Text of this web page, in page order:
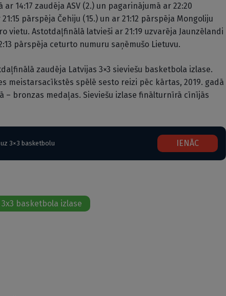
14:17 zaudēja ASV (2.) un pagarinājumā ar 22:20
pārspēja Čehiju (15.) un ar 21:12 pārspēja Mongoliju
vietu. Astotdaļfinālā latvieši ar 21:19 uzvarēja Jaunzēlandi
pārspēja ceturto numuru saņēmušo Lietuvu.
zaudēja Latvijas 3×3 sieviešu basketbola izlase.
meistarsacīkstēs spēlē sesto reizi pēc kārtas, 2019. gadā
– bronzas medaļas. Sieviešu izlase finālturnīrā cīnījās
3×3 basketbolu IENĀC
3x3 basketbola izlase